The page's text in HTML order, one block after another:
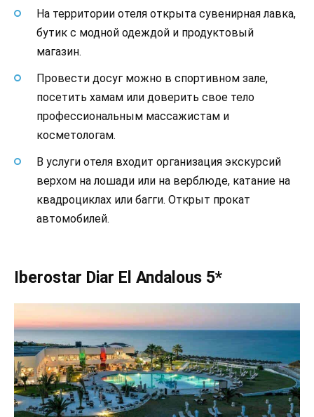
На территории отеля открыта сувенирная лавка,
бутик с модной одеждой и продуктовый
магазин.
Провести досуг можно в спортивном зале,
посетить хамам или доверить свое тело
профессиональным массажистам и
косметологам.
В услуги отеля входит организация экскурсий
верхом на лошади или на верблюде, катание на
квадроциклах или багги. Открыт прокат
автомобилей.
Iberostar Diar El Andalous 5*